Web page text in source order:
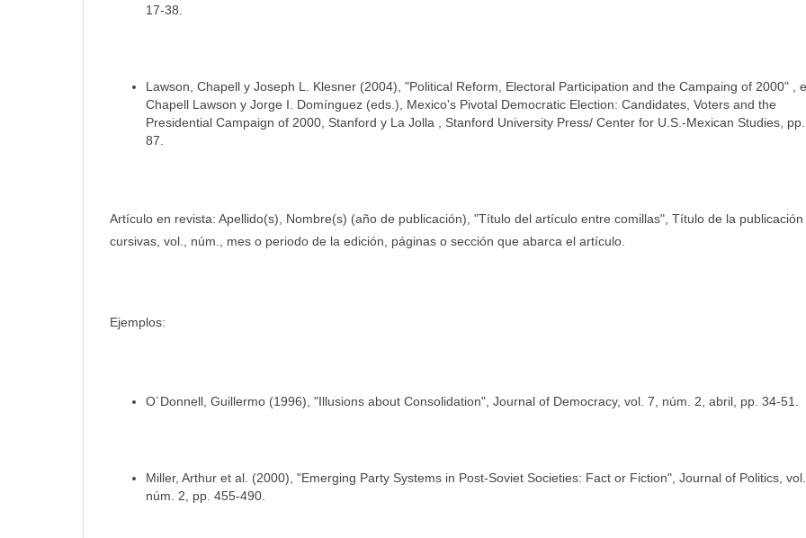
17-38.
Lawson, Chapell y Joseph L. Klesner (2004), "Political Reform, Electoral Participation and the Campaing of 2000" ,
Chapell Lawson y Jorge I. Domínguez (eds.), Mexico's Pivotal Democratic Election: Candidates, Voters and the
Presidential Campaign of 2000, Stanford y La Jolla , Stanford University Press/ Center for U.S.-Mexican Studies,
87.
Artículo en revista: Apellido(s), Nombre(s) (año de publicación), "Título del artículo entre comillas", Título de la publicación
cursivas, vol., núm., mes o periodo de la edición, páginas o sección que abarca el artículo.
Ejemplos:
O´Donnell, Guillermo (1996), "Illusions about Consolidation", Journal of Democracy, vol. 7, núm. 2, abril, pp. 34-51.
Miller, Arthur et al. (2000), "Emerging Party Systems in Post-Soviet Societies: Fact or Fiction", Journal of Politics,
núm. 2, pp. 455-490.